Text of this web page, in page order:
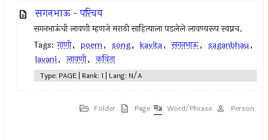
सगनभाऊ - परिचय
सगनभाऊंची लावणी म्हणजे मराठी साहित्याला पडलेले लावण्यरूप स्वप्नच.
Tags: गाणी, poem, song, kavita, सगनभाऊ, saganbhau,
lavani, लावणी, कविता
Type: PAGE | Rank: 1 | Lang: N/A
Folder Page Word/Phrase Person